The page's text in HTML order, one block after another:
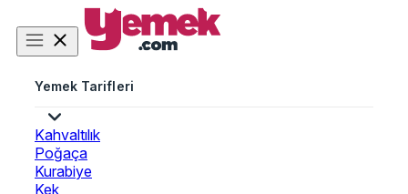
Yemek Tarifleri
Kahvaltılık
Poğaça
Kurabiye
Kek